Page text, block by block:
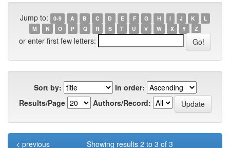
Jump to: 0-9 A B C D E F G H I J K
L
M
N O P Q R S T U V W X Y Z
or enter first few letters:
Sort by:
In order:
Results/Page
Authors/Record:
Showing results 2 to 3 of 3
< previous